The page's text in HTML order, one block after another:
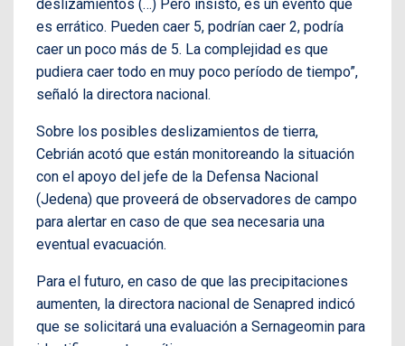
deslizamientos (…) Pero insisto, es un evento que
es errático. Pueden caer 5, podrían caer 2, podría
caer un poco más de 5. La complejidad es que
pudiera caer todo en muy poco período de tiempo”,
señaló la directora nacional.
Sobre los posibles deslizamientos de tierra,
Cebrián acotó que están monitoreando la situación
con el apoyo del jefe de la Defensa Nacional
(Jedena) que proveerá de observadores de campo
para alertar en caso de que sea necesaria una
eventual evacuación.
Para el futuro, en caso de que las precipitaciones
aumenten, la directora nacional de Senapred indicó
que se solicitará una evaluación a Sernageomin para